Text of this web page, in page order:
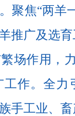
聚焦“两羊
推广及选
场作用，
工作。全力
手工业、